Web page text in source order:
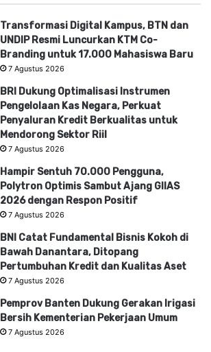
Transformasi Digital Kampus, BTN dan
UNDIP Resmi Luncurkan KTM Co-
Branding untuk 17.000 Mahasiswa Baru
7 Agustus 2026
BRI Dukung Optimalisasi Instrumen
Pengelolaan Kas Negara, Perkuat
Penyaluran Kredit Berkualitas untuk
Mendorong Sektor Riil
7 Agustus 2026
Hampir Sentuh 70.000 Pengguna,
Polytron Optimis Sambut Ajang GIIAS
2026 dengan Respon Positif
7 Agustus 2026
BNI Catat Fundamental Bisnis Kokoh di
Bawah Danantara, Ditopang
Pertumbuhan Kredit dan Kualitas Aset
7 Agustus 2026
Pemprov Banten Dukung Gerakan Irigasi
Bersih Kementerian Pekerjaan Umum
7 Agustus 2026